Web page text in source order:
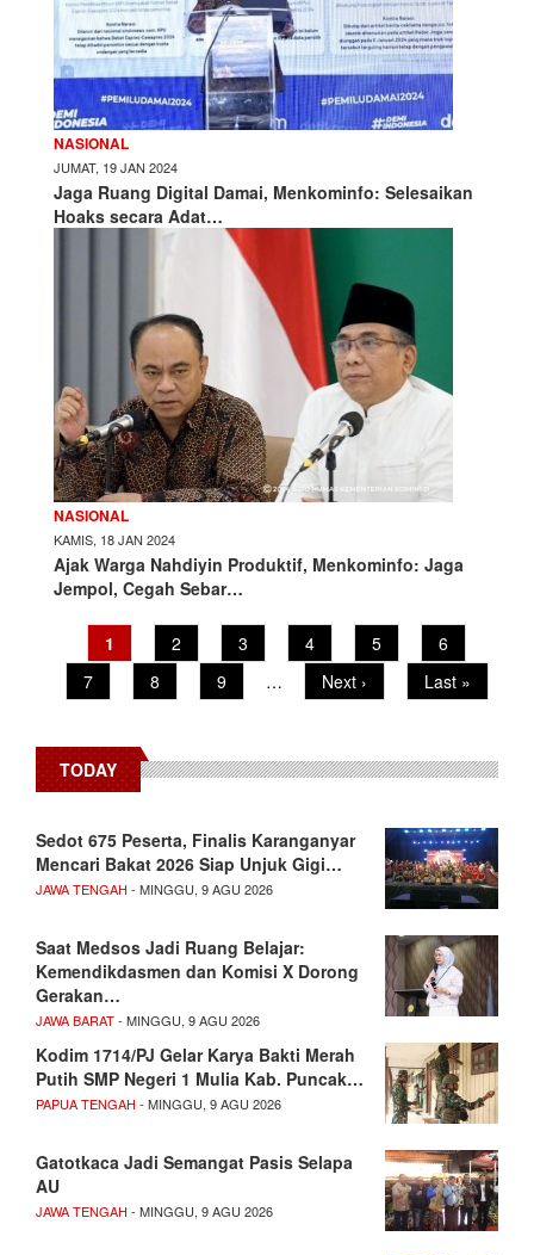
NASIONAL
JUMAT, 19 JAN 2024
Jaga Ruang Digital Damai, Menkominfo: Selesaikan
Hoaks secara Adat…
NASIONAL
KAMIS, 18 JAN 2024
Ajak Warga Nahdiyin Produktif, Menkominfo: Jaga
Jempol, Cegah Sebar…
PaginationCurrent
page
1 Page
2 Page
3 Page
4 Page
5 Page
6
Page
7 Page
8 Page
9 …
Next
page
Next ›
Last
page
Last »
TODAY
Sedot 675 Peserta, Finalis Karanganyar
Mencari Bakat 2026 Siap Unjuk Gigi…
JAWA TENGAH - MINGGU, 9 AGU 2026
Saat Medsos Jadi Ruang Belajar:
Kemendikdasmen dan Komisi X Dorong
Gerakan…
JAWA BARAT- MINGGU, 9 AGU 2026
Kodim 1714/PJ Gelar Karya Bakti Merah
Putih SMP Negeri 1 Mulia Kab. Puncak…
PAPUA TENGAH - MINGGU, 9 AGU 2026
Gatotkaca Jadi Semangat Pasis Selapa
AU
JAWA TENGAH - MINGGU, 9 AGU 2026